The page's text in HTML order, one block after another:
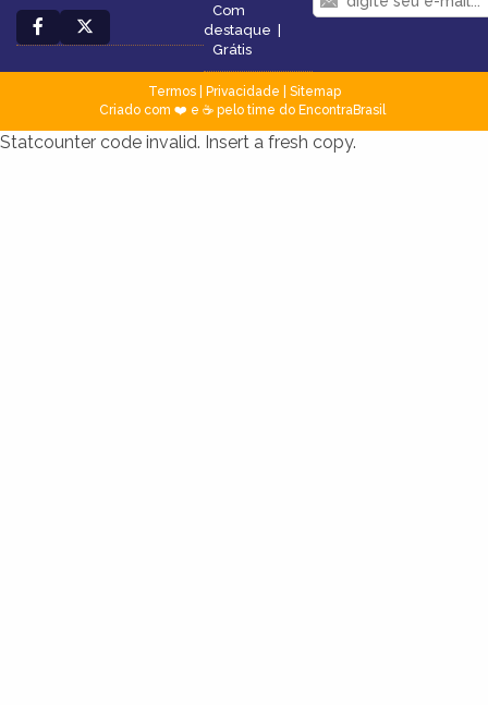
Com
destaque |
Grátis
Termos| Privacidade
Sitemap
Criado com ❤️ e ☕ pelo time do EncontraBrasil
Statcounter code invalid. Insert a fresh copy.